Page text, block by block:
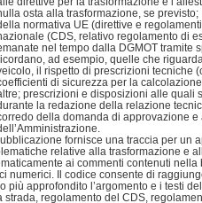
osta alla trasformazione, se previsto;
normativa UE (direttive e
(CDS, relativo regolamento di
nel tempo dalla DGMOT tramite
ad esempio, quelle che
il rispetto di prescrizioni tecniche
di sicurezza per la
prescrizioni e disposizioni alle quali
la redazione della relazione
della domanda di approvazione e
fornisce una traccia per un
relative alla trasformazione e
ai commenti contenuti
numerici. Il codice consente di
più approfondito l’argomento e i testi
strada, regolamento del CDS,